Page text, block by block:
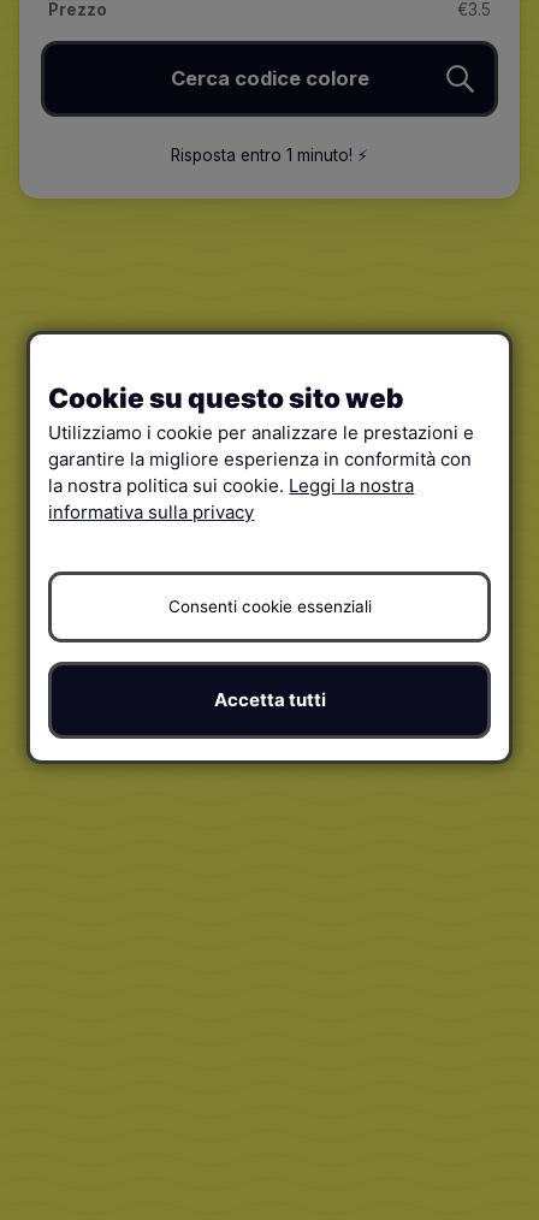
Prezzo €3.5
Cerca codice colore
Risposta entro 1 minuto! ⚡️
Cookie su questo sito web
Utilizziamo i cookie per analizzare le prestazioni e
garantire la migliore esperienza in conformità con
la nostra politica sui cookie. Leggi la nostra
informativa sulla privacy
Consenti cookie essenziali
Accetta tutti